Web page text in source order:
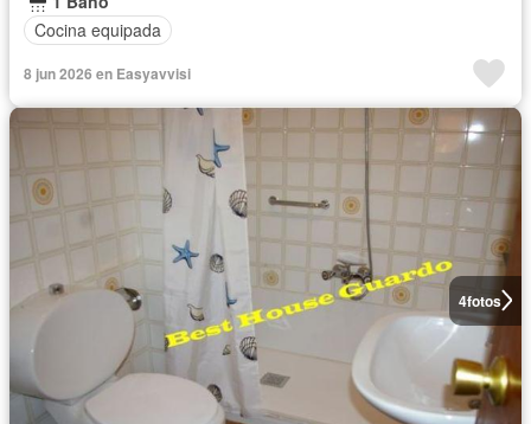
Cocina equipada
8 jun 2026 en Easyavvisi
4fotos